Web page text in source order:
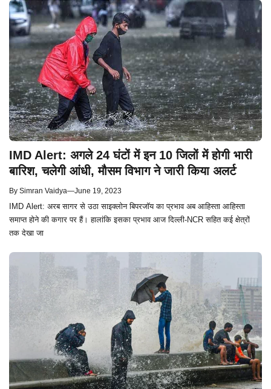
IMD Alert: अगले 24 घंटों में इन 10 जिलों में होगी भारी
बारिश, चलेगी आंधी, मौसम विभाग ने जारी किया अलर्ट
By Simran Vaidya—June 19, 2023
IMD Alert: अरब सागर से उठा साइक्लोन बिपरजॉय का प्रभाव अब आहिस्ता आहिस्ता
समाप्त होने की कगार पर हैं। हालांकि इसका प्रभाव आज दिल्ली-NCR सहित कई क्षेत्रों
तक देखा जा